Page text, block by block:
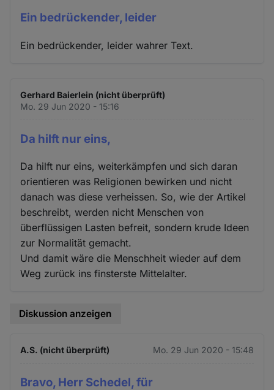
Ein bedrückender, leider
Ein bedrückender, leider wahrer Text.
Gerhard Baierlein (nicht überprüft)
Mo. 29 Jun 2020 - 15:16
Da hilft nur eins,
Da hilft nur eins, weiterkämpfen und sich daran
orientieren was Religionen bewirken und nicht
danach was diese verheissen. So, wie der Artikel
beschreibt, werden nicht Menschen von
überflüssigen Lasten befreit, sondern krude Ideen
zur Normalität gemacht.
Und damit wäre die Menschheit wieder auf dem
Weg zurück ins finsterste Mittelalter.
Diskussion anzeigen
A.S. (nicht überprüft) Mo. 29 Jun 2020 - 15:48
Bravo, Herr Schedel, für